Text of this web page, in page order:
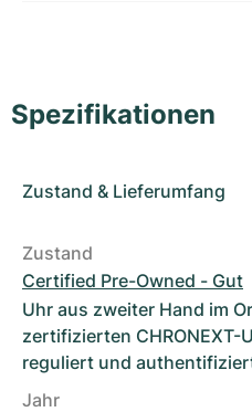
Spezifikationen
Zustand & Lieferumfang
Zustand
Certified Pre-Owned - Gut
Uhr aus zweiter Hand im
zertifizierten CHRONEXT-
reguliert und
Jahr